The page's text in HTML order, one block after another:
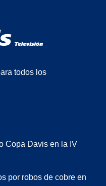
todos los
Copa Davis en la IV
por robos de cobre en